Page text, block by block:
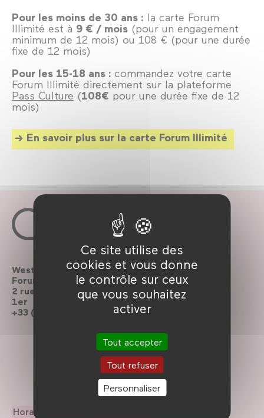
Ce site utilise des
cookies et vous donne
le contrôle sur ceux
que vous souhaitez
activer
Tout accepter
Tout refuser
Personnaliser
Pour les moins de 30 ans : la carte Forum
Illimité est à 9 € / mois (pour un engagement
minimum de 12 mois) ou 108 € (pour une durée
fixe de 12 mois)
Pour les 15-18 ans : commandez votre carte
Forum Illimité directement sur la plateforme
Pass Culture (108€ pour une durée fixe de 12
mois)
En savoir plus sur la carte Forum Illimité
Westfield
Forum des Halles
2 rue du cinéma, Paris
1er
+33 (0)1 44 76 63 00
Horaires
Contactez-nous
Le Forum recrute
Brochures à
Archives de la
programmation
Suivez-nous